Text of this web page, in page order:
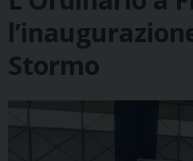
Stormo